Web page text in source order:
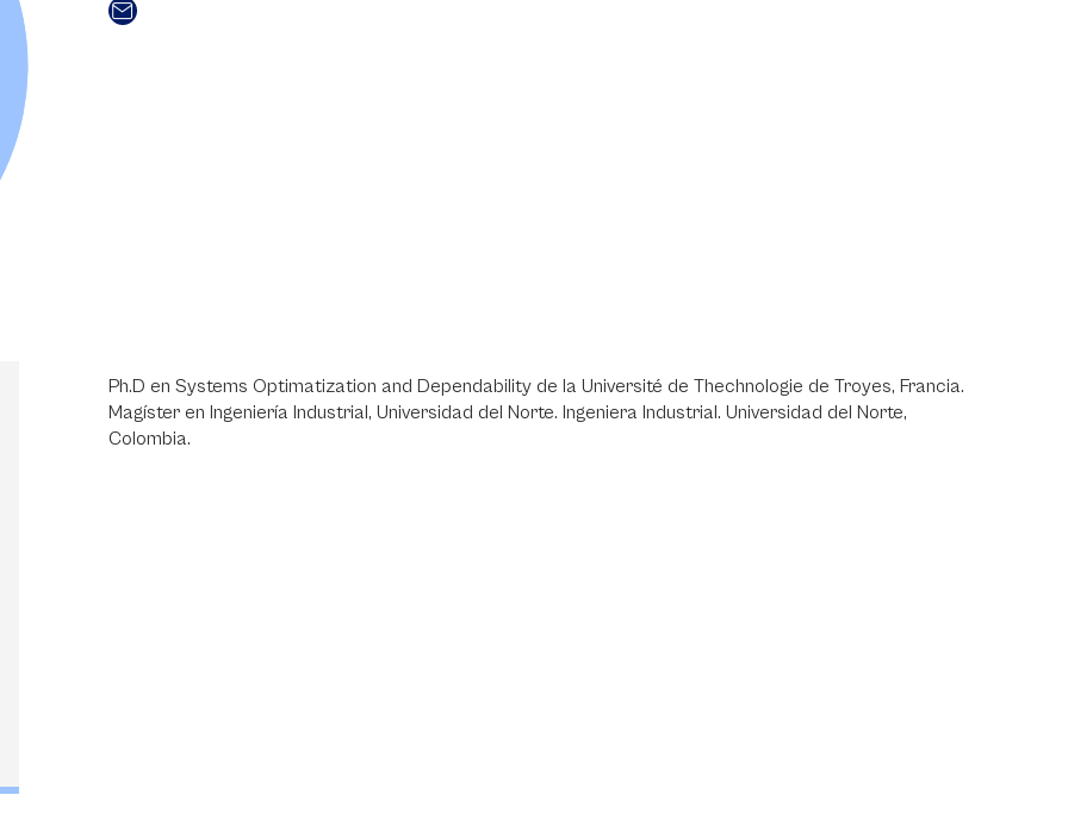
Ph.D en Systems Optimatization and Dependability de la Université de Thechnologie de Troyes, Francia.
Magíster en Ingeniería Industrial, Universidad del Norte. Ingeniera Industrial. Universidad del Norte,
Colombia.